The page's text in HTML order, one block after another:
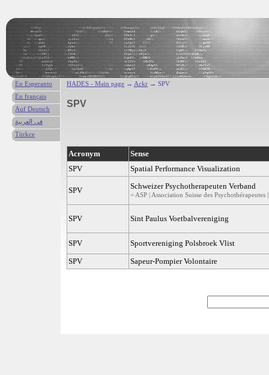
HADES - Main page → Ackr → SPV
SPV
Acronym
Sense
SPV
Spatial Performance Visualization
SPV Schweizer Psychotherapeuten Verband
= ASP | Association Suisse des Psychothérapeutes
SPV Sint Paulus Voetbalvereniging
SPV
Sportvereniging Polsbroek Vlist
SPV
Sapeur-Pompier Volontaire
En Esperanto
En français
Auf Deutsch
في العربية
Türkce